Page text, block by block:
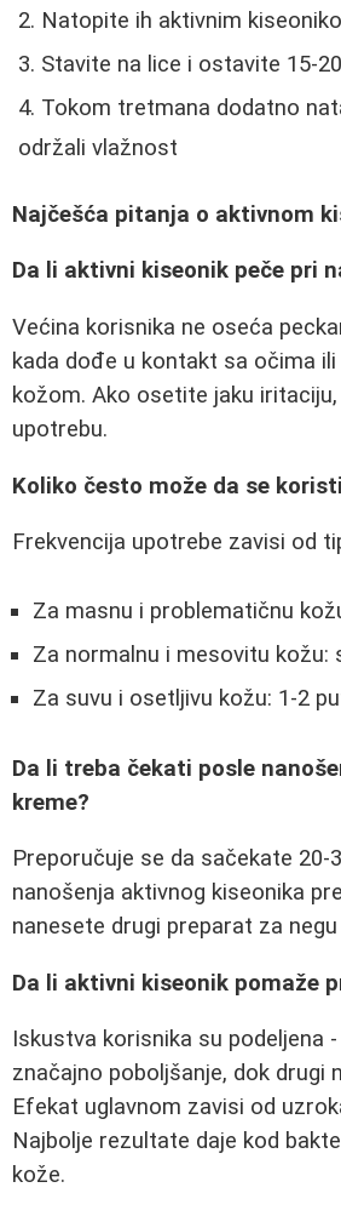
Natopite ih aktivnim
Stavite na lice i ostavite 15-
Tokom tretmana dodatno
održali vlažnost
Najčešća pitanja o aktivnom
Da li aktivni kiseonik peče pri
Većina korisnika ne oseća
kada dođe u kontakt sa očima
kožom. Ako osetite jaku
upotrebu.
Koliko često može da se
Frekvencija upotrebe zavisi od
Za masnu i problematičnu
Za normalnu i mesovitu kožu:
Za suvu i osetljivu kožu: 1-2
Da li treba čekati posle
kreme?
Preporučuje se da sačekate 20-
nanošenja aktivnog kiseonika
nanesete drugi preparat za
Da li aktivni kiseonik pomaže
Iskustva korisnika su podeljena
značajno poboljšanje, dok drugi
Efekat uglavnom zavisi od
Najbolje rezultate daje kod
kože.